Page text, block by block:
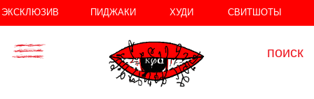
////
ЭКСКЛЮЗИВ ПИДЖАКИ ХУДИ СВИТШОТЫ